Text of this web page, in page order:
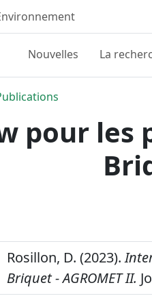
Nouvelles La
pour les
Rosillon, D. (2023).
Briquet - AGROMET II.